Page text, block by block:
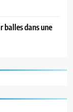
balles dans une